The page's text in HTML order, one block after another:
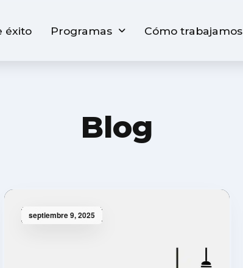
éxito Programas Cómo trabajamos
Blog
septiembre 9, 2025